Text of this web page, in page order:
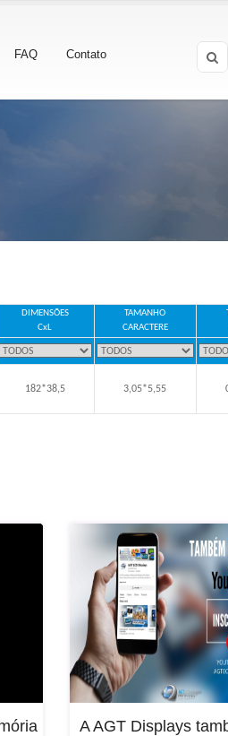
FAQ Contato
DIMENSÕES
CxL
TAMANHO
CARACTERE
182*38,5 3,05*5,55
A AGT Displays